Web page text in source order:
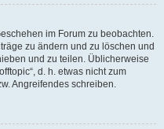
im Forum zu beobachten.
zu ändern und zu löschen und
und zu teilen. Üblicherweise
d. h. etwas nicht zum
Angreifendes schreiben.